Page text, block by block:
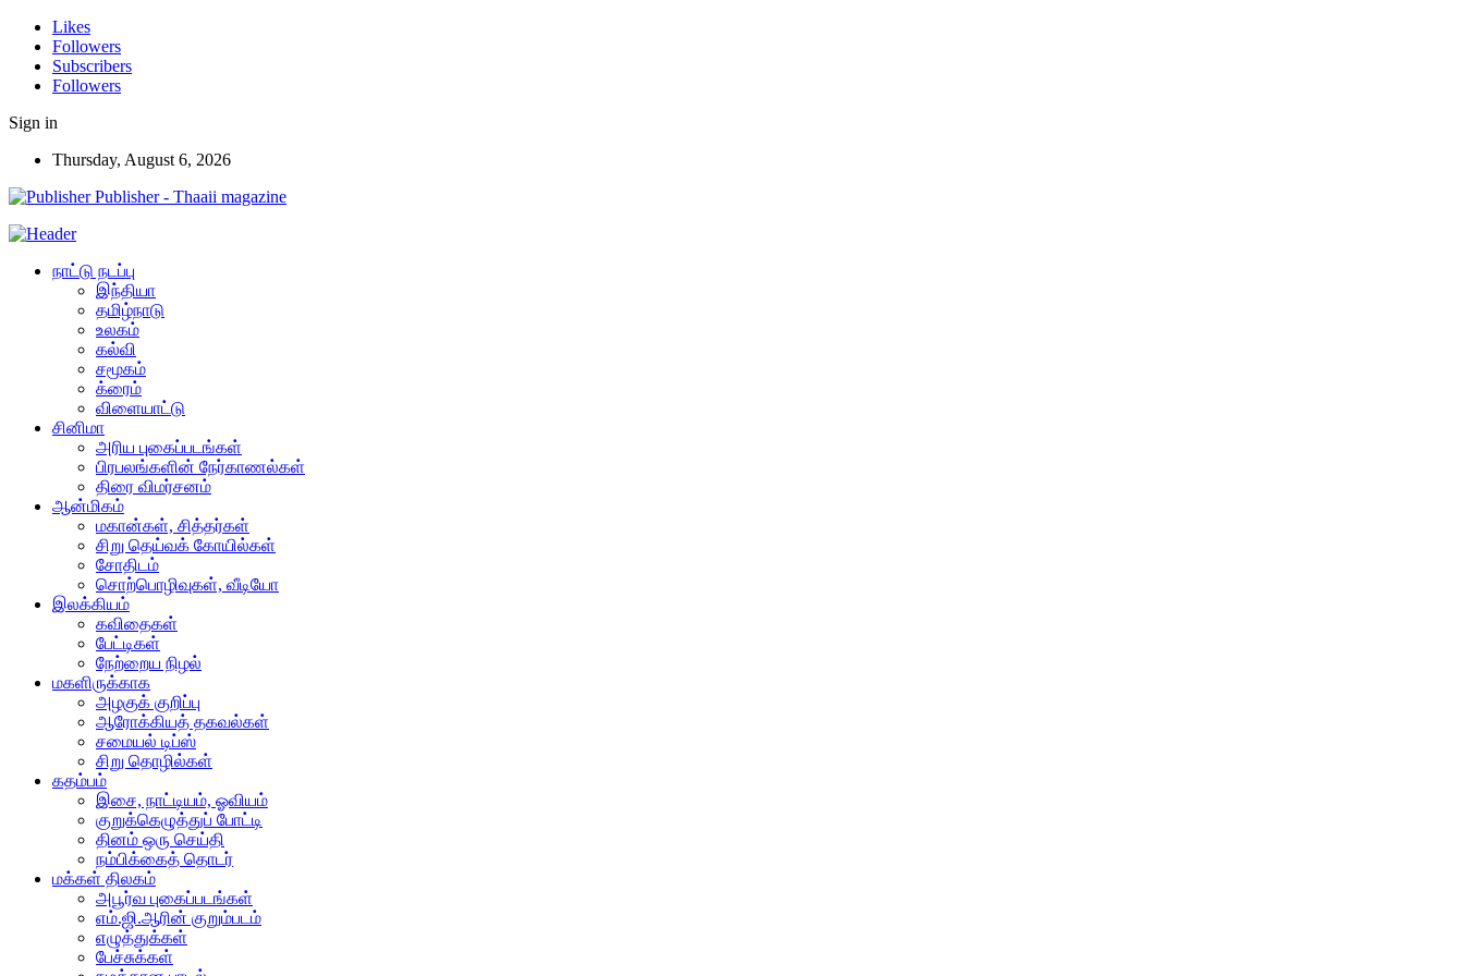
Likes
Followers
Subscribers
Followers
Sign in
Thursday, August 6, 2026
Publisher - Thaaii magazine
நாட்டு நடப்பு
இந்தியா
தமிழ்நாடு
உலகம்
கல்வி
சமூகம்
க்ரைம்
விளையாட்டு
சினிமா
அரிய புகைப்படங்கள்
பிரபலங்களின் நேர்காணல்கள்
திரை விமர்சனம்
ஆன்மிகம்
மகான்கள், சித்தர்கள்
சிறு தெய்வக் கோயில்கள்
சோதிடம்
சொற்பொழிவுகள், வீடியோ
இலக்கியம்
கவிதைகள்
பேட்டிகள்
நேற்றைய நிழல்
மகளிருக்காக
அழகுக் குறிப்பு
ஆரோக்கியத் தகவல்கள்
சமையல் டிப்ஸ்
சிறு தொழில்கள்
கதம்பம்
இசை, நாட்டியம், ஓவியம்
குறுக்கெழுத்துப் போட்டி
தினம் ஒரு செய்தி
நம்பிக்கைத் தொடர்
மக்கள் திலகம்
அபூர்வ புகைப்படங்கள்
எம்.ஜி.ஆரின் குறும்படம்
எழுத்துக்கள்
பேச்சுக்கள்